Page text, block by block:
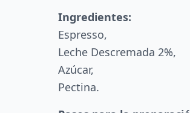
Ingredientes:
Espresso,
Leche Descremada 2%,
Azúcar,
Pectina.